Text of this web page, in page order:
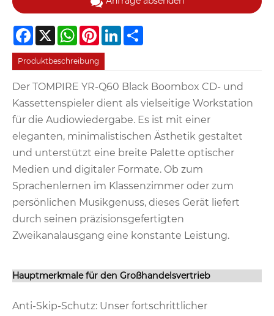
Facebook
X WhatsAppPinterestLinkedIn
Produktbeschreibung
Der TOMPIRE YR-Q60 Black Boombox CD- und
Kassettenspieler dient als vielseitige Workstation
für die Audiowiedergabe. Es ist mit einer
eleganten, minimalistischen Ästhetik gestaltet
und unterstützt eine breite Palette optischer
Medien und digitaler Formate. Ob zum
Sprachenlernen im Klassenzimmer oder zum
persönlichen Musikgenuss, dieses Gerät liefert
durch seinen präzisionsgefertigten
Zweikanalausgang eine konstante Leistung.
Hauptmerkmale für den Großhandelsvertrieb
Anti-Skip-Schutz: Unser fortschrittlicher